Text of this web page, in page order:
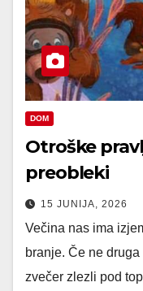
DOM
Otroške
preobleki
15 JUNIJA, 2026
Večina nas ima
branje. Če ne
zvečer zlezli pod